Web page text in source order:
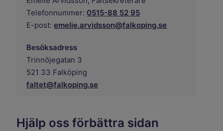
Telefonnummer: 0515-88 52 95
E-post: emelie.arvidsson@falkoping.se
Besöksadress
Trinnöjegatan 3
521 33 Falköping
faltet@falkoping.se
Hjälp oss förbättra sidan